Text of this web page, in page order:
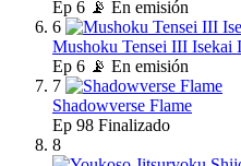
Ep 6 📡 En emisión
6
Mushoku Tensei III Isekai
Ep 6 📡 En emisión
7
Shadowverse Flame
Ep 98 Finalizado
8